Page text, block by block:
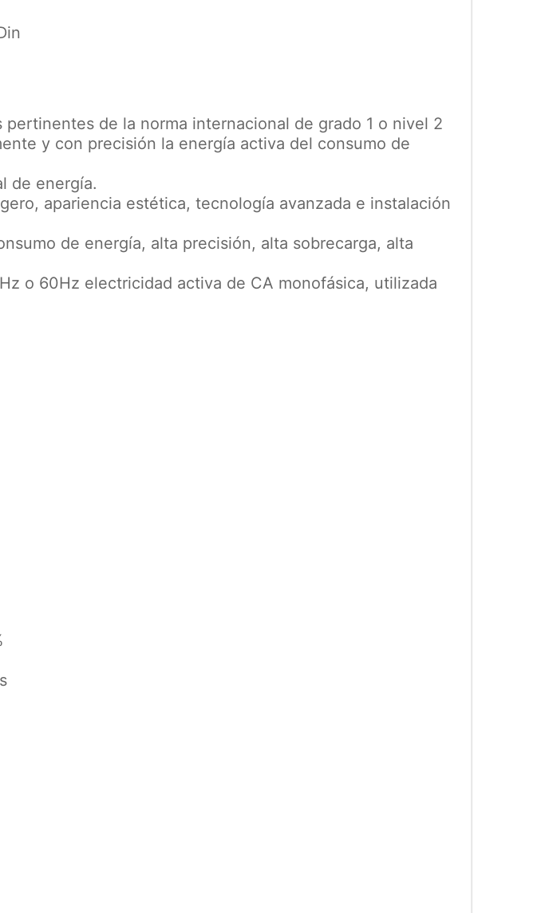
de la norma internacional de grado 1 o nivel 2
y con precisión la energía activa del consumo de
de energía.
apariencia estética, tecnología avanzada e instalación
de energía, alta precisión, alta sobrecarga, alta
o 60Hz electricidad activa de CA monofásica, utilizada